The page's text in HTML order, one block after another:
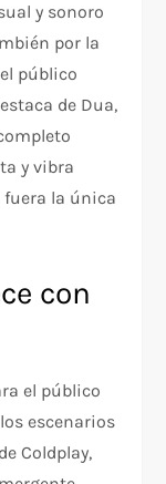
y sonoro
por la
público
de Dua,
y vibra
fuera la única
con
el público
escenarios
Coldplay,